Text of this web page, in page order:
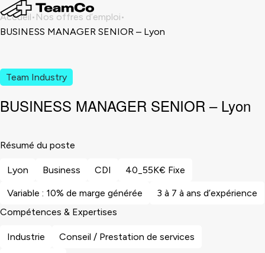
Accueil Nos offres d’emploi
BUSINESS MANAGER SENIOR – Lyon
Team Industry
BUSINESS MANAGER SENIOR – Lyon
Résumé du poste
Lyon Business CDI 40_55K€ Fixe
Variable : 10% de marge générée
3 à 7 à ans d’expérience
Compétences & Expertises
Industrie Conseil / Prestation de services